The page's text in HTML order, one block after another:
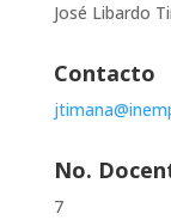
José Libardo
Contacto
No.
7